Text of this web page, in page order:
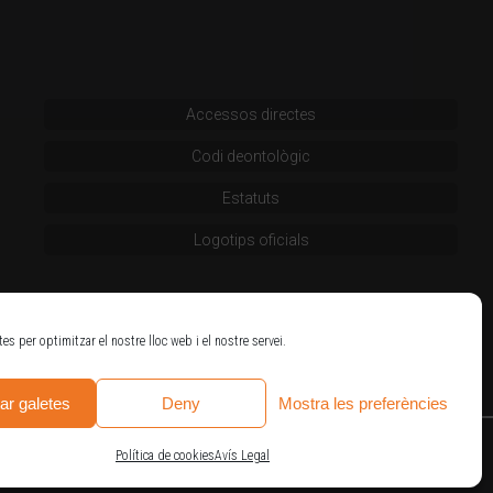
per optimitzar el nostre lloc web i el nostre servei.
galetes Deny Mostra les preferències
Política de cookiesAvís Legal
Accessos directes
Codi deontològic
Estatuts
Logotips oficials